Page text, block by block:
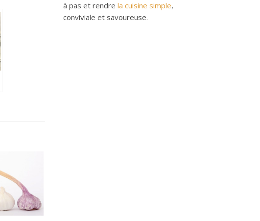
à pas et rendre la cuisine simple,
conviviale et savoureuse.